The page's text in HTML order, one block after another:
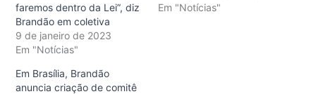
faremos dentro da Lei”, diz
Brandão em coletiva
9 de janeiro de 2023
Em "Notícias"
Em "Notícias"
Em Brasília, Brandão
anuncia criação de comitê